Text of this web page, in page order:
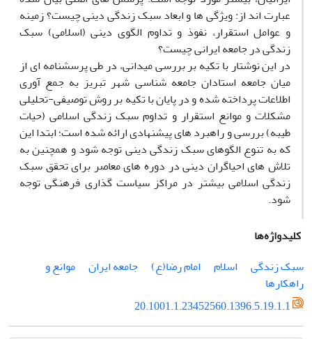
عبارت اند از: ویژگی ها و ابعاد سبک زندگی دینی چیست؟ زمینه
و عوامل استقرار، نفوذ و تداوم الگوی دینی (اسلامی) سبک
زندگی در جامعه ایرانی چیست؟
در این نوشتار با تکیه بر بررسی میدانی، در طی پرسشنامه ای از
میان جامعه استادان جامعه شناسی شهر تبریز به جمع آوری
اطلاعات پرداخته شده و در پایان با تکیه بر روش توصیفی-تحلیلی
مشکلات و موانع استقرار و تداوم سبک زندگی اسلامی (حیات
طیبه) بررسی و راهبرد های پیشنهادی ارائه شده است؛ ابتدا این
که به تنوع الگوهای سبک زندگی دینی توجه شود و همچنین به
تلاش های احیاگران دینی در دوره های معاصر برای تحقق سبک
زندگی اسلامی بیشتر در مراکز سیاست گذاری فرهنگی توجه
شود.
کلیدواژه‌ها
سبک زندگی
اسلام امام رضا(ع) جامعه ایران
موانع و
راهکارها
20.1001.1.23452560.1396.5.19.1.1